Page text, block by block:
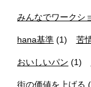
みんなでワークシ
hana基準 (1) 苦
おいしいパン (1)
街の価値を上げる